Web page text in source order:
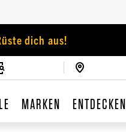
dich aus!
MARKEN ENTDECKEN